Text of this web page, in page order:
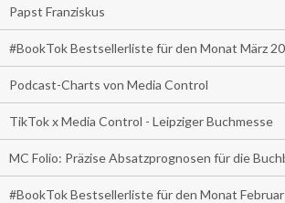
Papst Franziskus
#BookTok Bestsellerliste für den Monat März
Podcast-Charts von Media Control
TikTok x Media Control - Leipziger Buchmesse
MC Folio: Präzise Absatzprognosen für die
#BookTok Bestsellerliste für den Monat